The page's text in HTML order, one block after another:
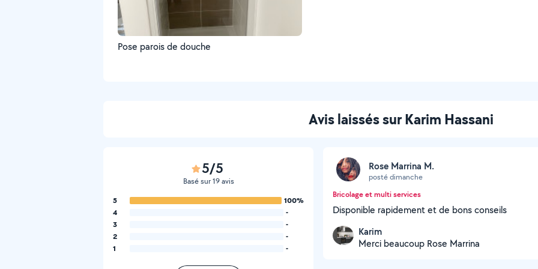
Pose parois de douche
Avis laissés sur Karim Hassani
5/5
Basé sur 19 avis
5
100%
4
-
3
-
2
-
1
-
Rose Marrina M.
posté dimanche
Bricolage et multi services
Disponible rapidement et de bons conseils
Karim
Merci beaucoup Rose Marrina